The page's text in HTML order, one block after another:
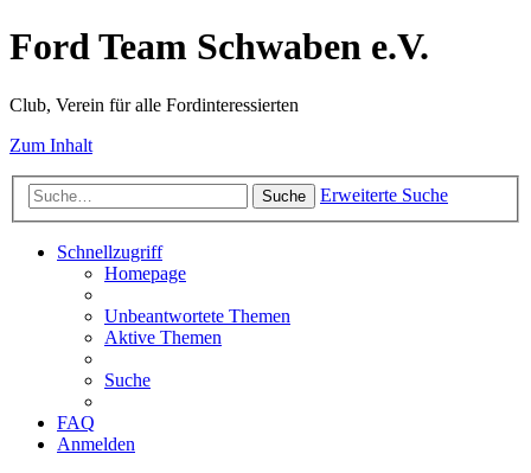
Ford Team Schwaben e.V.
Club, Verein für alle Fordinteressierten
Zum Inhalt
Suche Erweiterte Suche
Schnellzugriff
Homepage
Unbeantwortete Themen
Aktive Themen
Suche
FAQ
Anmelden